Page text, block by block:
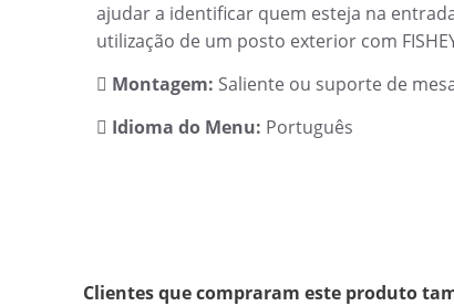
ajudar a identificar quem esteja na
utilização de um posto exterior com
 Montagem: Saliente ou suporte de
 Idioma do Menu: Português
Clientes que compraram este produto